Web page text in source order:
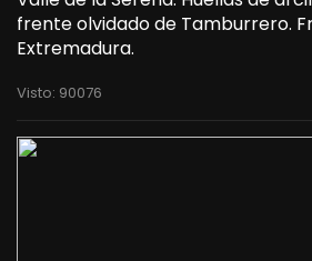
frente olvidado de Tamburrero.
Extremadura.
Visto: 90076